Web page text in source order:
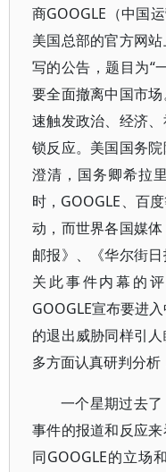
商GOOGLE（中国
美国总部的官方网
写的公告，题目为“
要全面撤离中国市
速触发政治、经济
锁反应。美国国务
澄清，国务卿希拉
时，GOOGLE、百
动，而世界各国媒
邮报》、《华尔街
关此事件内幕的
GOOGLE宣布要进
的退出威胁同样引
多方面认真研判分析
一个星期过去
事件的报道和反应
同GOOGLE的立场